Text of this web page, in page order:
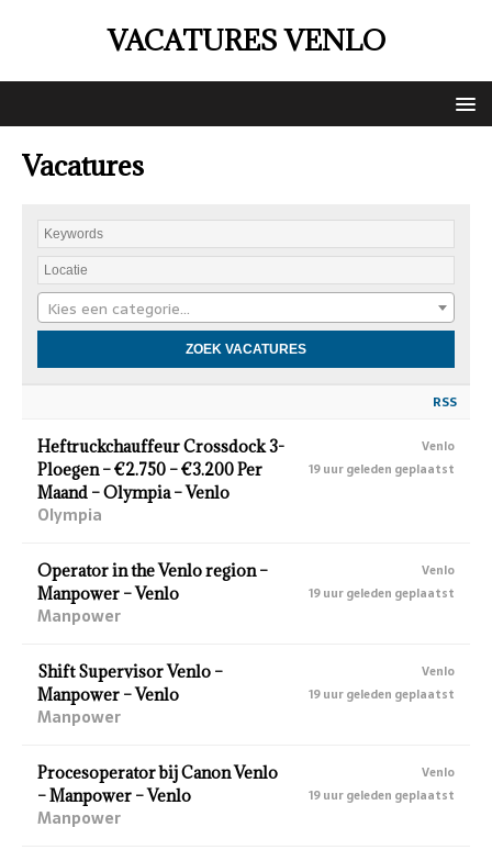
VACATURES VENLO
Vacatures
Kies een categorie…
RSS
Heftruckchauffeur Crossdock 3-
Ploegen – €2.750 – €3.200 Per
Maand – Olympia – Venlo
Olympia
Venlo
19 uur geleden geplaatst
Operator in the Venlo region –
Manpower – Venlo
Manpower
Venlo
19 uur geleden geplaatst
Shift Supervisor Venlo –
Manpower – Venlo
Manpower
Venlo
19 uur geleden geplaatst
Procesoperator bij Canon Venlo
– Manpower – Venlo
Manpower
Venlo
19 uur geleden geplaatst